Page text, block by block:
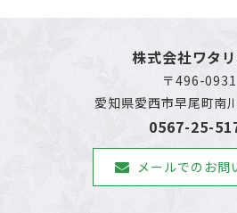
株式会社ワタ
〒496-0931
愛知県愛西市早尾町南
0567-25-
メールでのお問